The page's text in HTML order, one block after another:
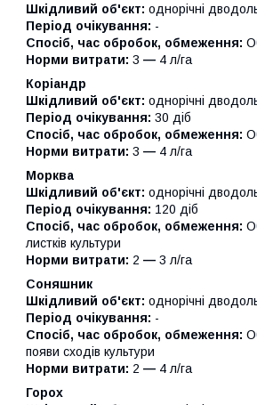
Шкідливий об'єкт: однорічні
Період очікування: -
Спосіб, час обробок, обмеження:
Норми витрати: 3 — 4 л/га
Коріандр
Шкідливий об'єкт: однорічні
Період очікування: 30 діб
Спосіб, час обробок, обмеження:
Норми витрати: 3 — 4 л/га
Морква
Шкідливий об'єкт: однорічні
Період очікування: 120 діб
Спосіб, час обробок, обмеження:
листків культури
Норми витрати: 2 — 3 л/га
Соняшник
Шкідливий об'єкт: однорічні
Період очікування: -
Спосіб, час обробок, обмеження:
появи сходів культури
Норми витрати: 2 — 4 л/га
Горох